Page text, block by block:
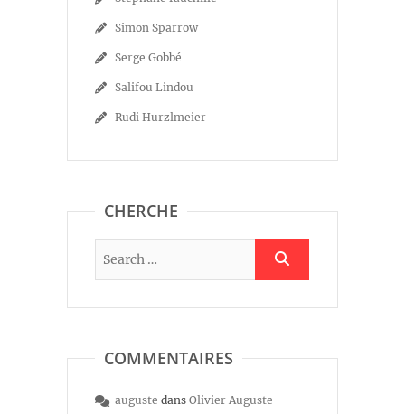
Simon Sparrow
Serge Gobbé
Salifou Lindou
Rudi Hurzlmeier
CHERCHE
COMMENTAIRES
auguste dans Olivier Auguste